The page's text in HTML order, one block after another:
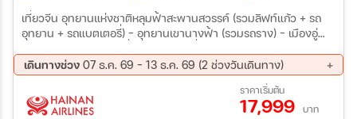
เที่ยวจีน อุทยานแห่งชาติหลุมฟ้าสะพานสวรรค์ (รวมลิฟท์แก้ว + รถ
อุทยาน + รถแบตเตอรี่) – อุทยานเขานางฟ้า (รวมรถราง) - เมืองอู่
ตะเกียบ (ด้านนอก) – ถนนคนเดินเจี่ยฟางเป่ย – POP MART - นั่ง
รถไฟฟ้าทะลุตึก (เที่ยวเดียว) – หงหยาต้ง OPTION A (ราคา 300
หยวน/ท่าน 5 ท่านขึ้นไปออกเดินทาง) o ล่องเรือแม่น้ำเจียหลิงเจียง
ท่องเที่ยวสวนสัตว์ฉงชิ่ง ชมแพนด้า + ชมวิวเมืองฉงชิ่งยามค่ำคืน
เดินทางช่วง 07 ธ.ค. 69 - 13 ธ.ค. 69 (2 ช่วงวันเดินทาง)
09 ธ.ค. 69 - 13 ธ.ค. 69
ราคาเริ่มต้น
17,999 บาท